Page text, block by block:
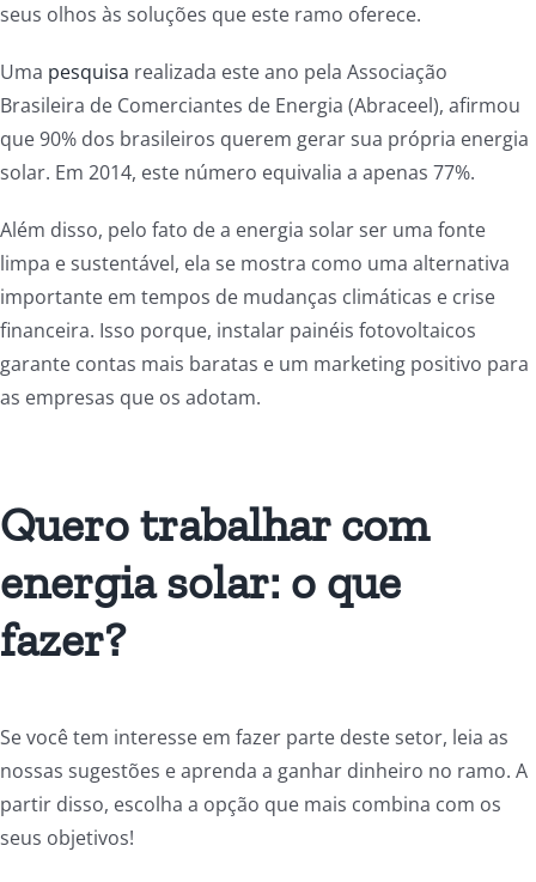
seus olhos às soluções que este ramo oferece.
Uma pesquisa realizada este ano pela Associação
Brasileira de Comerciantes de Energia (Abraceel), afirmou
que 90% dos brasileiros querem gerar sua própria energia
solar. Em 2014, este número equivalia a apenas 77%.
Além disso, pelo fato de a energia solar ser uma fonte
limpa e sustentável, ela se mostra como uma alternativa
importante em tempos de mudanças climáticas e crise
financeira. Isso porque, instalar painéis fotovoltaicos
garante contas mais baratas e um marketing positivo para
as empresas que os adotam.
Quero trabalhar com
energia solar: o que
fazer?
Se você tem interesse em fazer parte deste setor, leia as
nossas sugestões e aprenda a ganhar dinheiro no ramo. A
partir disso, escolha a opção que mais combina com os
seus objetivos!